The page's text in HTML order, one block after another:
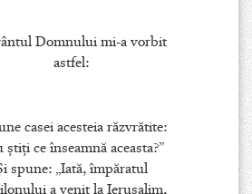
Domnului mi-a vorbit
astfel:
casei acesteia răzvrătite:
ştiţi ce înseamnă aceasta?”
spune: „Iată, împăratul